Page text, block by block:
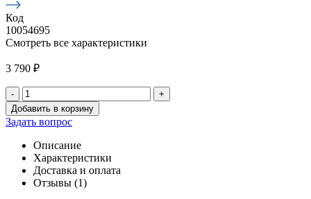
Код
10054695
Смотреть все характеристики
3 790 ₽
- +
Количество
товара
Бодилифт
УАЗ
Добавить в корзину
Задать вопрос
Описание
Характеристики
Доставка и оплата
Отзывы (1)